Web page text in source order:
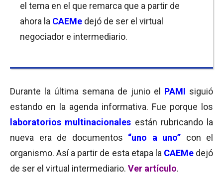
el tema en el que remarca que a partir de
ahora la CAEMe dejó de ser el virtual
negociador e intermediario.
Durante la última semana de junio el PAMI siguió
estando en la agenda informativa. Fue porque los
laboratorios multinacionales están rubricando la
nueva era de documentos “uno a uno” con el
organismo. Así a partir de esta etapa la CAEMe dejó
de ser el virtual intermediario. Ver artículo.